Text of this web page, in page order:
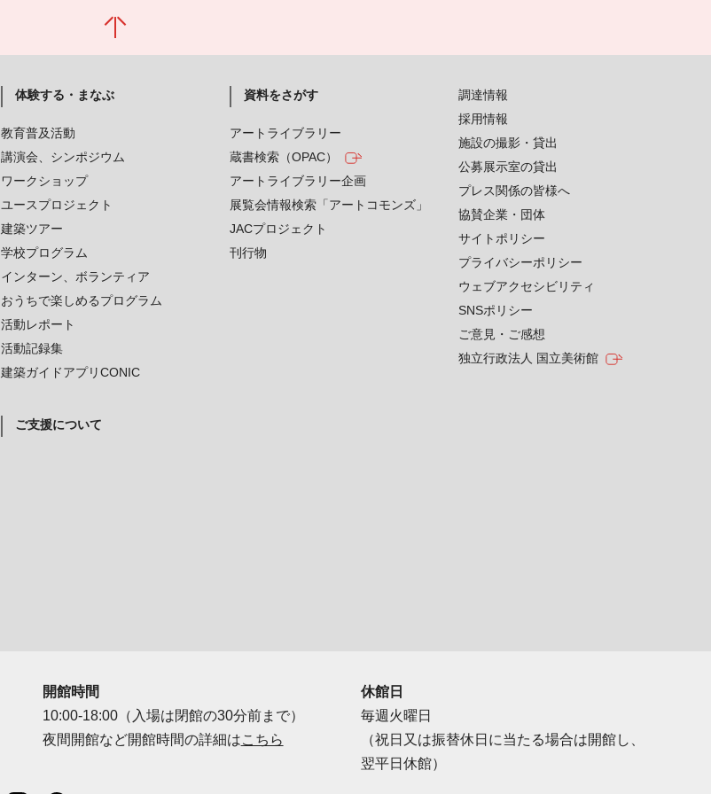
体験する・まなぶ
教育普及活動
講演会、シンポジウム
ワークショップ
ユースプロジェクト
建築ツアー
学校プログラム
インターン、ボランティア
おうちで楽しめるプログラム
活動レポート
活動記録集
建築ガイドアプリCONIC
資料をさがす
アートライブラリー
蔵書検索（OPAC）
アートライブラリー企画
展覧会情報検索「アートコモンズ」
JACプロジェクト
刊行物
ご支援について
調達情報
採用情報
施設の撮影・貸出
公募展示室の貸出
プレス関係の皆様へ
協賛企業・団体
サイトポリシー
プライバシーポリシー
ウェブアクセシビリティ
SNSポリシー
ご意見・ご感想
独立行政法人 国立美術館
開館時間
10:00-18:00（入場は閉館の30分前まで）
夜間開館など開館時間の詳細はこちら
休館日
毎週火曜日
（祝日又は振替休日に当たる場合は開館し、
翌平日休館）